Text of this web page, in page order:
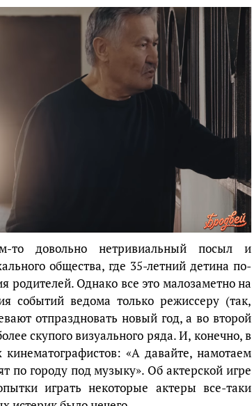
то довольно нетривиальный посыл и
общества, где 35-летний детина по-
родителей. Однако все это малозаметно на
событий ведома только режиссеру (так,
отпраздновать новый год, а во второй
скупого визуального ряда. И, конечно, в
«А давайте, намотаем
по городу под музыку». Об актерской игре
играть некоторые актеры все-таки